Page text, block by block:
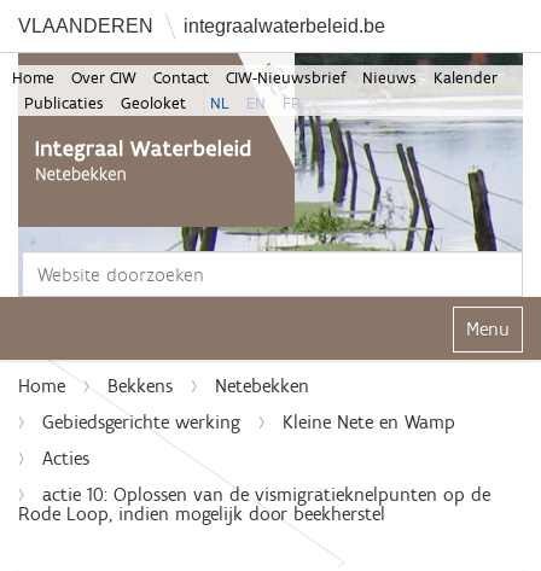
VLAANDEREN integraalwaterbeleid.be
Home Over CIW Contact CIW-Nieuwsbrief Nieuws
Kalender
Publicaties
Geoloket NL EN FR
Klap
Home Bekkens
Netebekken
Gebiedsgerichte werking
Kleine Nete en Wamp
Acties
actie 10: Oplossen van de vismigratieknelpunten op de
Rode Loop, indien mogelijk door beekherstel